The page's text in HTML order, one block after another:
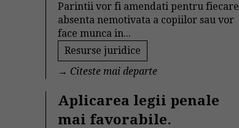
Parintii vor fi amendati pentru fiecare
absenta nemotivata a copiilor sau vor
face munca in...
Resurse juridice
→ Citeste mai departe
Aplicarea legii penale
mai favorabile.